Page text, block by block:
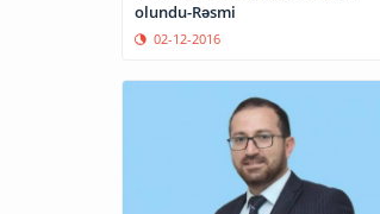
olundu-Rəsmi
02-12-2016